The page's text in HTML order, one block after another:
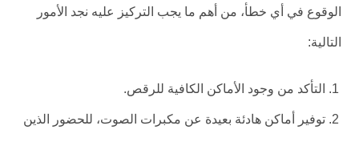
الوقوع في أي خطأ، من أهم ما يجب التركيز عليه نجد الأمور
التالية:
التأكد من وجود الأماكن الكافية للرقص.
توفير أماكن هادئة بعيدة عن مكبرات الصوت، للحضور الذين